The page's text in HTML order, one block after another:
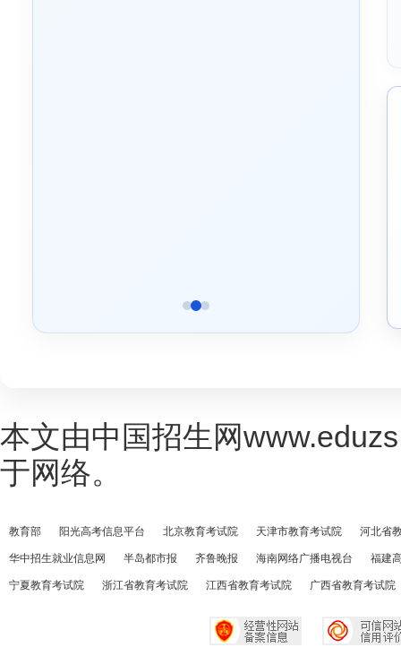
本文由中国招生网
于网络。
教育部 阳光高考信息平台 北京教育考试院 天津市教育考试院 河北省
华中招生就业信息网 半岛都市报 齐鲁晚报 海南网络广播电视台 福建
宁夏教育考试院 浙江省教育考试院 江西省教育考试院 广西省教育考试院